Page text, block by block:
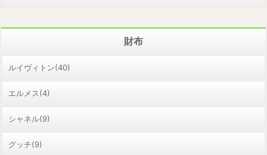
財布
ルイヴィトン(40)
エルメス(4)
シャネル(9)
グッチ(9)